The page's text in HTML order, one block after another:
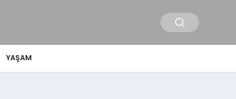
YAŞAM